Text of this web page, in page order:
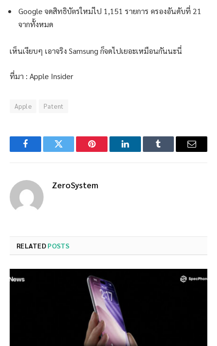
Google จดสิทธิบัตรใหม่ไป 1,151 รายการ ครองอันดับที่ 21
จากทั้งหมด
เห็นเงียบๆ เอาจริง Samsung ก็จดไปเยอะเหมือนกันนะนี่
ที่มา : Apple Insider
Apple Patent
FacebookTwitter Pinterest LinkedInTumblr Email
ZeroSystem
RELATED POSTS